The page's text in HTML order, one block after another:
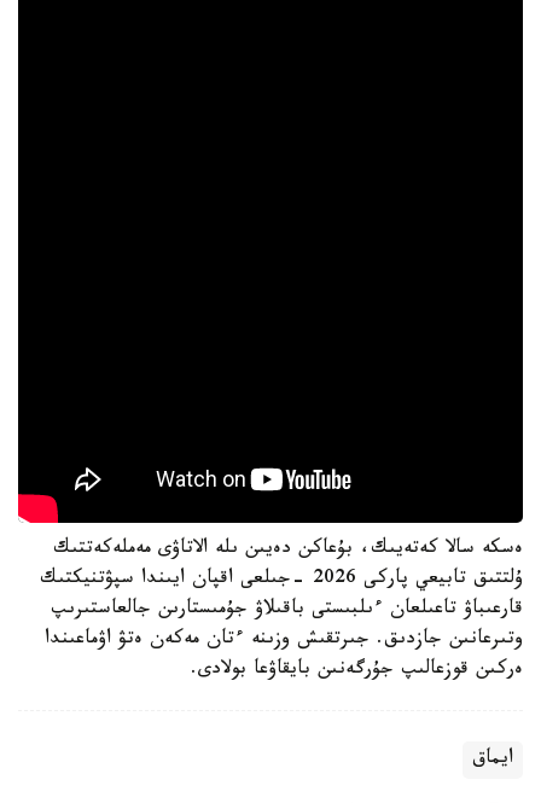
ەسكە سالا كەتەيىك، بۇعاكن دەيىن ىلە الاتاۋى مەملەكەتتىك
ۇلتتىق تابيعي پاركى 2026 -جىلعى اقپان ايىندا سپۋتنيكتىك
قارعىباۋ تاعىلعان ءىلبىستى باقىلاۋ جۇمىستارىن جالعاستىرىپ
وتىرعانىن جازدىق. جىرتقىش وزىنە ءتان مەكەن ەتۋ اۋماعىندا
ەركىن قوزعالىپ جۇرگەنىن بايقاۋعا بولادى.
ايماق